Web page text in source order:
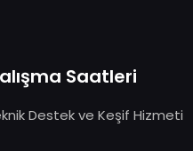
Saatleri
Destek ve Keşif Hizmeti